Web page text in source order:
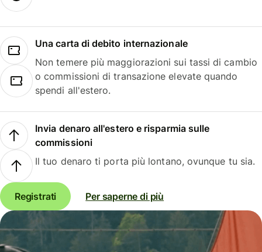
Una carta di debito internazionale
Non temere più maggiorazioni sui tassi di cambio
o commissioni di transazione elevate quando
spendi all'estero.
Invia denaro all'estero e risparmia sulle
commissioni
Il tuo denaro ti porta più lontano, ovunque tu sia.
Registrati Per saperne di più